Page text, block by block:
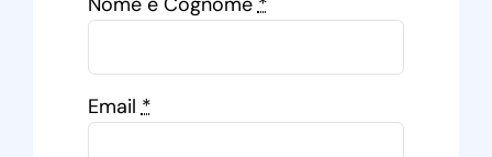
Email*